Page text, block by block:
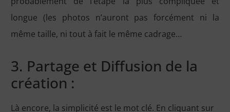
longue (les photos n’auront pas forcément ni la
même taille, ni tout à fait le même cadrage…
3. Partage et Diffusion de la
création :
Là encore, la simplicité est le mot clé. En cliquant sur